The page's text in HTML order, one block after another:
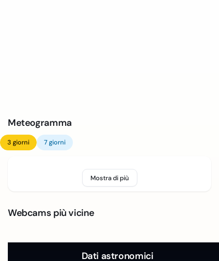
Meteogramma
3 giorni 7 giorni
Mostra di più
Webcams più vicine
Dati astronomici